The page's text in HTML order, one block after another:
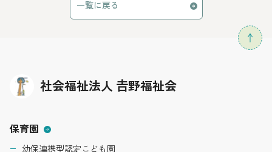
一覧に戻る
社会福祉法人 𠮷野福祉会
保育園
幼保連携型認定こども園